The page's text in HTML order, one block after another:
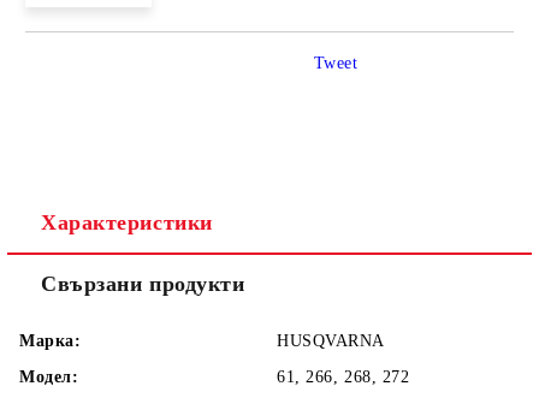
Tweet
Характеристики
Свързани продукти
Марка:
HUSQVARNA
Модел:
61, 266, 268, 272